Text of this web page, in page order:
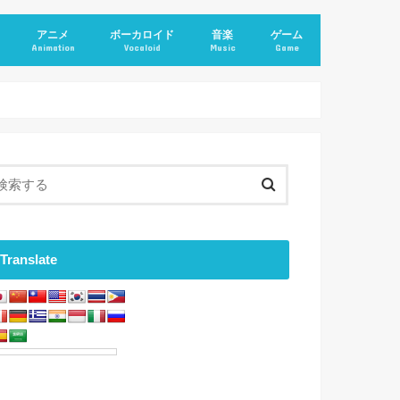
アニメ
Animation
ボーカロイド
Vocaloid
音楽
Music
ゲーム
Game
Translate